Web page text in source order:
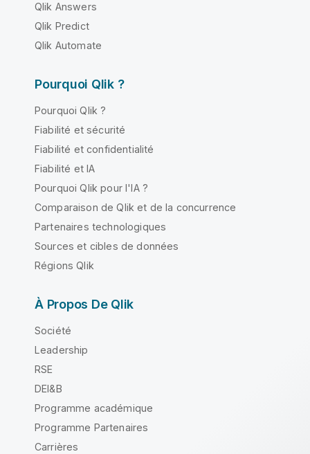
Qlik Answers
Qlik Predict
Qlik Automate
Pourquoi Qlik ?
Pourquoi Qlik ?
Fiabilité et sécurité
Fiabilité et confidentialité
Fiabilité et IA
Pourquoi Qlik pour l'IA ?
Comparaison de Qlik et de la concurrence
Partenaires technologiques
Sources et cibles de données
Régions Qlik
À Propos De Qlik
Société
Leadership
RSE
DEI&B
Programme académique
Programme Partenaires
Carrières